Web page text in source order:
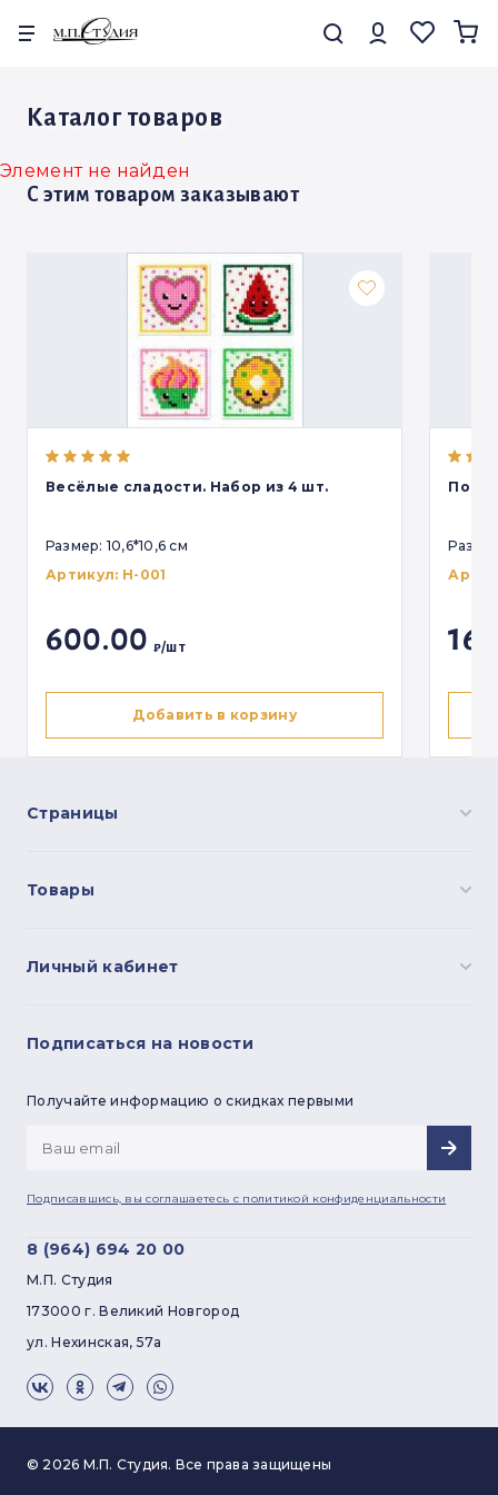
Каталог товаров
Элемент не найден
С этим товаром заказывают
Весёлые сладости. Набор из 4 шт.
Размер: 10,6*10,6 см
Артикул: Н-001
600.00 ₽/шт
Пароль
Регистрация
Страницы
Товары
Личный кабинет
Подписаться на новости
Получайте информацию о скидках первыми
Подписавшись, вы соглашаетесь с политикой конфиденциальности
8 (964) 694 20 00
М.П. Студия
173000 г. Великий Новгород
ул. Нехинская, 57а
© 2026 М.П. Студия. Все права защищены
Восстановление пароля
Каталог товаров
Наборы для вышивания
Алмазная мозаика
Канва,бисер и габардин
Акриловые подставки
Акционные товары
Новинки месяца
Подборки
Электронные схемы